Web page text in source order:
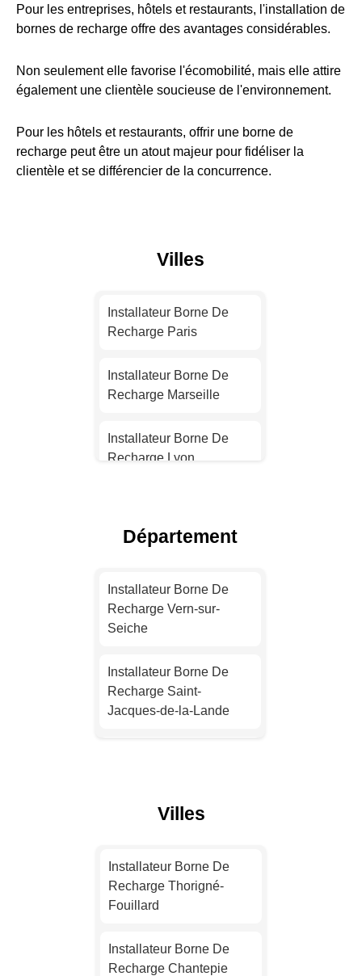
Pour les entreprises, hôtels et restaurants, l'installation de
bornes de recharge offre des avantages considérables.
Non seulement elle favorise l'écomobilité, mais elle attire
également une clientèle soucieuse de l'environnement.
Pour les hôtels et restaurants, offrir une borne de
recharge peut être un atout majeur pour fidéliser la
clientèle et se différencier de la concurrence.
Villes
Installateur Borne De
Recharge Paris
Installateur Borne De
Recharge Marseille
Installateur Borne De
Recharge Lyon
Recharge Nice
Installateur Borne De
Installateur Borne De
Recharge Strasbourg
Installateur Borne De
Installateur Borne De
Recharge Lille
Installateur Borne De
Recharge Rennes
Département
Installateur Borne De
Recharge Vern-sur-
Seiche
Installateur Borne De
Recharge Saint-
Jacques-de-la-Lande
Installateur Borne De
Installateur Borne De
Villes
Installateur Borne De
Recharge Thorigné-
Fouillard
Installateur Borne De
Recharge Chantepie